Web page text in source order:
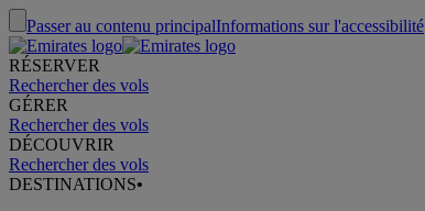
Passer au contenu principalInformations sur l'accessibilité
RÉSERVER
Rechercher des vols
GÉRER
Rechercher des vols
DÉCOUVRIR
Rechercher des vols
DESTINATIONS•